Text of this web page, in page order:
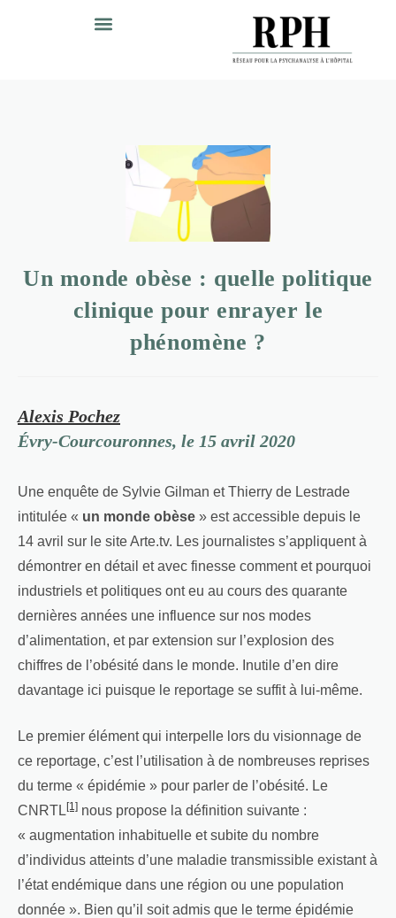
Un monde obèse : quelle politique
clinique pour enrayer le
phénomène ?
Alexis Pochez
Évry-Courcouronnes, le 15 avril 2020
Une enquête de Sylvie Gilman et Thierry de Lestrade
intitulée « un monde obèse » est accessible depuis le
14 avril sur le site Arte.tv. Les journalistes s’appliquent à
démontrer en détail et avec finesse comment et pourquoi
industriels et politiques ont eu au cours des quarante
dernières années une influence sur nos modes
d’alimentation, et par extension sur l’explosion des
chiffres de l’obésité dans le monde. Inutile d’en dire
davantage ici puisque le reportage se suffit à lui-même.
Le premier élément qui interpelle lors du visionnage de
ce reportage, c’est l’utilisation à de nombreuses reprises
du terme « épidémie » pour parler de l’obésité. Le
CNRTL[1] nous propose la définition suivante :
« augmentation inhabituelle et subite du nombre
d’individus atteints d’une maladie transmissible existant à
l’état endémique dans une région ou une population
donnée ». Bien qu’il soit admis que le terme épidémie